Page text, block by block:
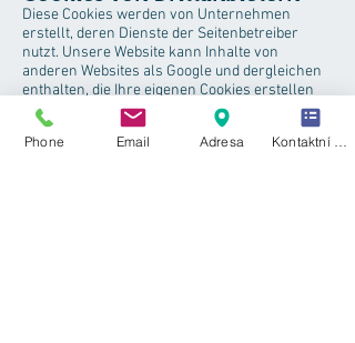
Diese Cookies werden von Unternehmen
erstellt, deren Dienste der Seitenbetreiber
nutzt. Unsere Website kann Inhalte von
anderen Websites als Google und dergleichen
enthalten, die Ihre eigenen Cookies erstellen
können, die von Ihrem Browser gespeichert
werden. Cookies von Drittanbietern werden
von Dienstleistern wie z Google Analytics.
Phone Email Adresa